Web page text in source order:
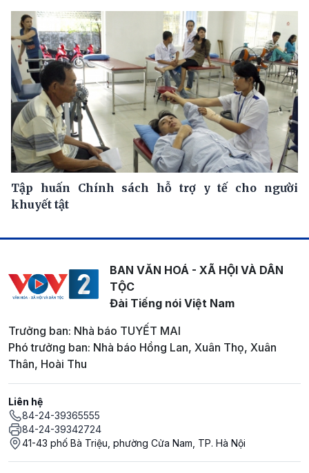
Tập huấn Chính sách hỗ trợ y tế cho người
khuyết tật
BAN VĂN HOÁ - XÃ HỘI VÀ DÂN
TỘC
Đài Tiếng nói Việt Nam
Trưởng ban: Nhà báo TUYẾT MAI
Phó trưởng ban: Nhà báo Hồng Lan, Xuân Thọ, Xuân
Thân, Hoài Thu
Liên hệ
84-24-39365555
84-24-39342724
41-43 phố Bà Triệu, phường Cửa Nam, TP. Hà Nội